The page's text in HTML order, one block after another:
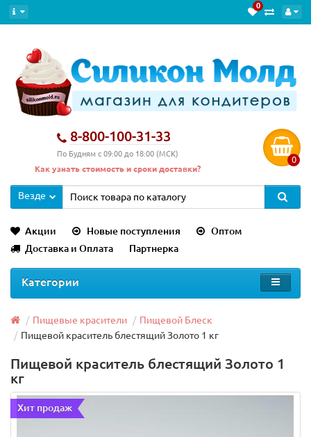
0
8-800-100-31-33
По Будням с 09:00 до 18:00 (МСК)
Как узнать стоимость и сроки доставки?
0
Везде
Акции Новые поступления
Оптом
Доставка и Оплата
Партнерка
Категории
Пищевые красители
Пищевой Блеск
Пищевой краситель блестящий Золото 1 кг
Пищевой краситель блестящий Золото 1
кг
Хит продаж